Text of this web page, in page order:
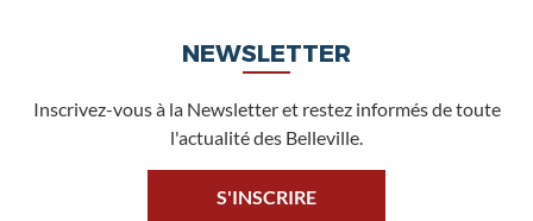
NEWSLETTER
Inscrivez-vous à la Newsletter et restez informés de toute
l'actualité des Belleville.
S'INSCRIRE